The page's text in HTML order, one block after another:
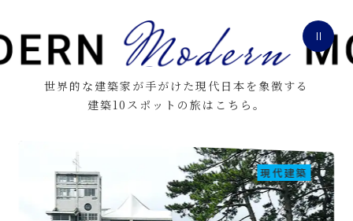
世界的な建築家が手がけた現代日本を象徴する
建築10スポットの旅はこちら。
現代建築